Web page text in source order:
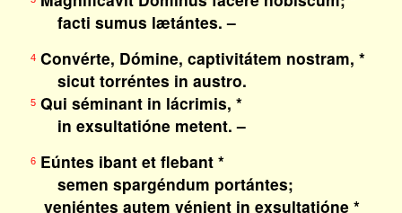
facti sumus lætántes. –
4Convérte, Dómine, captivitátem nostram, *
sicut torréntes in austro.
5Qui séminant in lácrimis, *
in exsultatióne metent. –
6Eúntes ibant et flebant *
semen spargéndum portántes;
veniéntes autem vénient in exsultatióne *